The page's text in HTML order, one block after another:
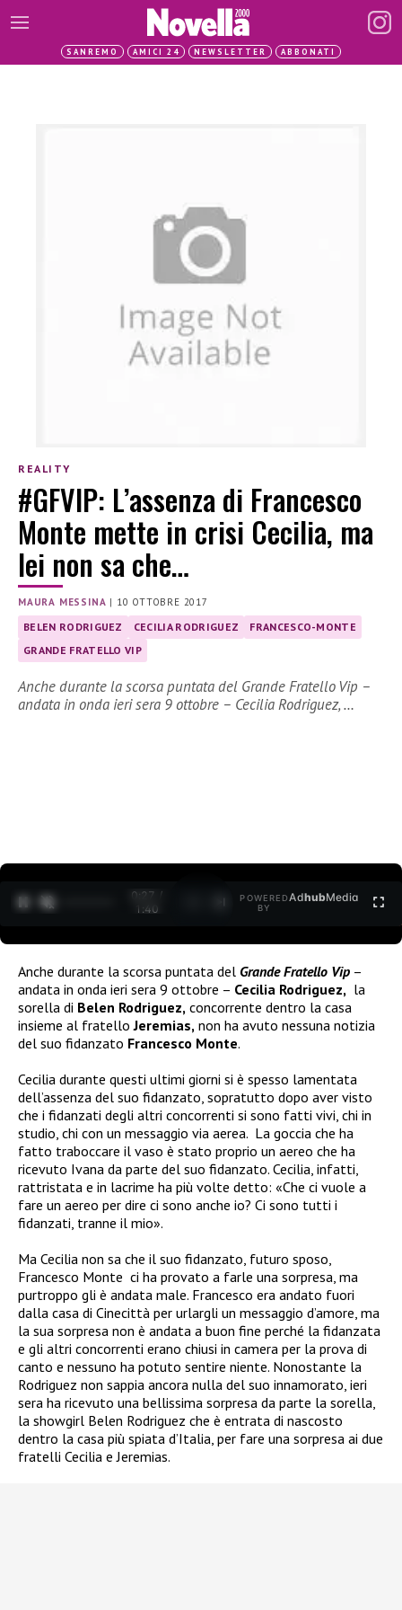
SANREMO AMICI 24 NEWSLETTER ABBONATI
REALITY
#GFVIP: L’assenza di Francesco
Monte mette in crisi Cecilia, ma
lei non sa che…
MAURA MESSINA | 10 OTTOBRE 2017
BELEN RODRIGUEZ CECILIA RODRIGUEZ
FRANCESCO-MONTE
GRANDE FRATELLO VIP
Anche durante la scorsa puntata del Grande Fratello Vip –
andata in onda ieri sera 9 ottobre – Cecilia Rodriguez, …
0:27 /
1:40
POWERED
BY
AdhubMedia
Anche durante la scorsa puntata del Grande Fratello Vip –
andata in onda ieri sera 9 ottobre – Cecilia Rodriguez, la
sorella di Belen Rodriguez, concorrente dentro la casa
insieme al fratello Jeremias, non ha avuto nessuna notizia
del suo fidanzato Francesco Monte.
Cecilia durante questi ultimi giorni si è spesso lamentata
dell’assenza del suo fidanzato, sopratutto dopo aver visto
che i fidanzati degli altri concorrenti si sono fatti vivi, chi in
studio, chi con un messaggio via aerea. La goccia che ha
fatto traboccare il vaso è stato proprio un aereo che ha
ricevuto Ivana da parte del suo fidanzato. Cecilia, infatti,
rattristata e in lacrime ha più volte detto: «Che ci vuole a
fare un aereo per dire ci sono anche io? Ci sono tutti i
fidanzati, tranne il mio».
Ma Cecilia non sa che il suo fidanzato, futuro sposo,
Francesco Monte ci ha provato a farle una sorpresa, ma
purtroppo gli è andata male. Francesco era andato fuori
dalla casa di Cinecittà per urlargli un messaggio d’amore, ma
la sua sorpresa non è andata a buon fine perché la fidanzata
e gli altri concorrenti erano chiusi in camera per la prova di
canto e nessuno ha potuto sentire niente. Nonostante la
Rodriguez non sappia ancora nulla del suo innamorato, ieri
sera ha ricevuto una bellissima sorpresa da parte la sorella,
la showgirl Belen Rodriguez che è entrata di nascosto
dentro la casa più spiata d’Italia, per fare una sorpresa ai due
fratelli Cecilia e Jeremias.